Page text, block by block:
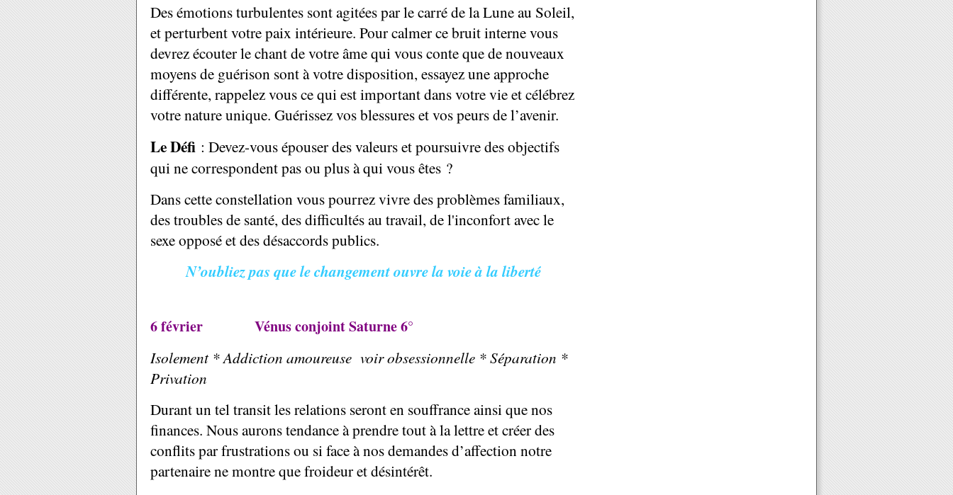
Des émotions turbulentes sont agitées par le carré de la Lune au Soleil,
et perturbent votre paix intérieure. Pour calmer ce bruit interne vous
devrez écouter le chant de votre âme qui vous conte que de nouveaux
moyens de guérison sont à votre disposition, essayez une approche
différente, rappelez vous ce qui est important dans votre vie et célébrez
votre nature unique. Guérissez vos blessures et vos peurs de l’avenir.
Le Défi : Devez-vous épouser des valeurs et poursuivre des objectifs
qui ne correspondent pas ou plus à qui vous êtes ?
Dans cette constellation vous pourrez vivre des problèmes familiaux,
des troubles de santé, des difficultés au travail, de l'inconfort avec le
sexe opposé et des désaccords publics.
N’oubliez pas que le changement ouvre la voie à la liberté
6 février Vénus conjoint Saturne 6°
Isolement * Addiction amoureuse voir obsessionnelle * Séparation *
Privation
Durant un tel transit les relations seront en souffrance ainsi que nos
finances. Nous aurons tendance à prendre tout à la lettre et créer des
conflits par frustrations ou si face à nos demandes d’affection notre
partenaire ne montre que froideur et désintérêt.